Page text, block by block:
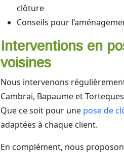
clôture
Conseils pour
Interventions en
voisines
Nous intervenons
Cambrai, Bapaume et
Que ce soit pour une pose de
adaptées à chaque client.
En complément, nous